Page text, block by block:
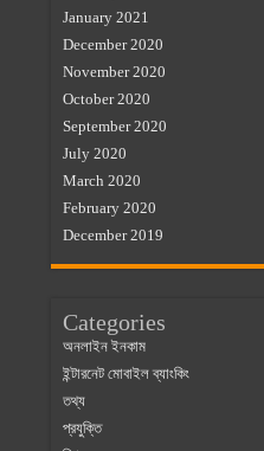
January 2021
December 2020
November 2020
October 2020
September 2020
July 2020
March 2020
February 2020
December 2019
Categories
অনলাইন ইনকাম
ইন্টারনেট মোবাইল ব্যাংকিং
তথ্য
প্রযুক্তি